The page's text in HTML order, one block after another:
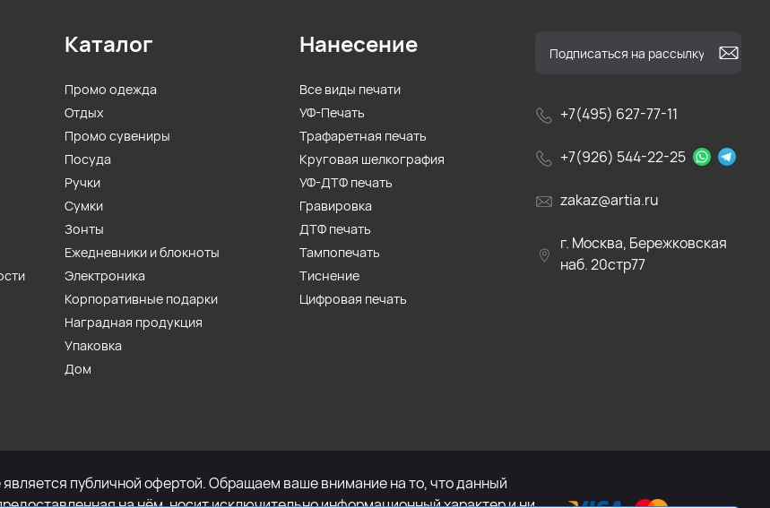
+7(495) 627-77-11
+7(926) 544-22-25
zakaz@artia.ru
г. Москва, Бережковская
наб. 20стр77
Каталог
Промо одежда
Отдых
Промо сувениры
Посуда
Ручки
Сумки
Зонты
Ежедневники и блокноты
Электроника
Корпоративные подарки
Наградная продукция
Упаковка
Дом
Нанесение
Все виды печати
УФ-Печать
Трафаретная печать
Круговая шелкография
УФ-ДТФ печать
Гравировка
ДТФ печать
Тампопечать
Тиснение
Цифровая печать
публичной офертой. Обращаем ваше внимание на то, что данный